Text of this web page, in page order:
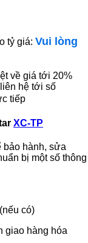
tỷ giá: Vui lòng
về giá tới 20%
hệ tới số
tiếp
XC-TP
bảo hành, sửa
bị một số thông
có)
giao hàng hóa